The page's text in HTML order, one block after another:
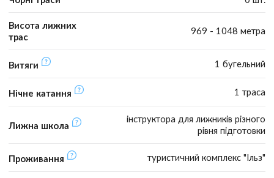
Висота лижних
трас
969 - 1048 метра
Витяги 1 бугельний
Нічне катання 1 траса
Лижна школа
інструктора для лижників різного
рівня підготовки
Проживання туристичний комплекс "Ільз"